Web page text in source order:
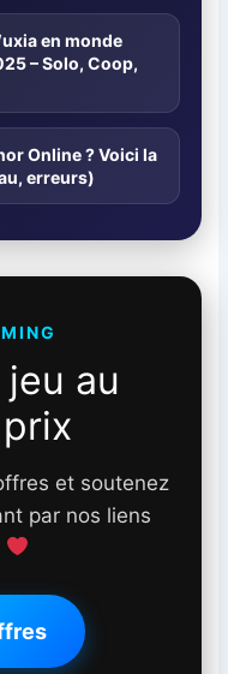
en monde
– Solo, Coop,
Online ? Voici la
erreurs)
au
et soutenez
par nos liens